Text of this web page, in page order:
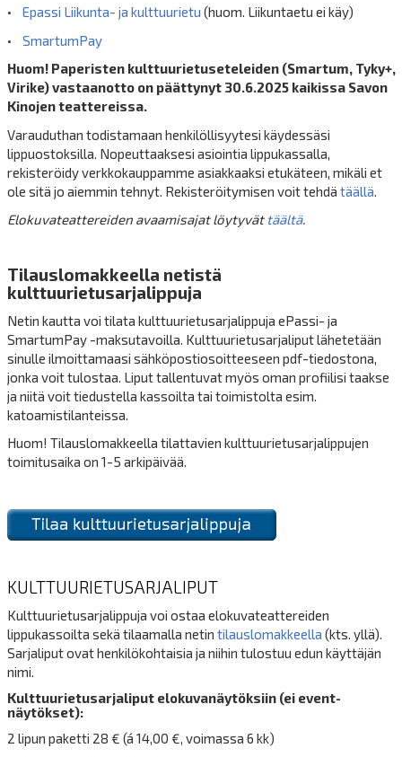
• Epassi Liikunta- ja kulttuurietu (huom. Liikuntaetu ei käy)
• SmartumPay
Huom! Paperisten kulttuurietuseteleiden (Smartum, Tyky+,
Virike) vastaanotto on päättynyt 30.6.2025 kaikissa Savon
Kinojen teattereissa.
Varauduthan todistamaan henkilöllisyytesi käydessäsi
lippuostoksilla. Nopeuttaaksesi asiointia lippukassalla,
rekisteröidy verkkokauppamme asiakkaaksi etukäteen, mikäli et
ole sitä jo aiemmin tehnyt. Rekisteröitymisen voit tehdä täällä.
Elokuvateattereiden avaamisajat löytyvät täältä.
Tilauslomakkeella netistä
kulttuurietusarjalippuja
Netin kautta voi tilata kulttuurietusarjalippuja ePassi- ja
SmartumPay -maksutavoilla. Kulttuurietusarjaliput lähetetään
sinulle ilmoittamaasi sähköpostiosoitteeseen pdf-tiedostona,
jonka voit tulostaa. Liput tallentuvat myös oman profiilisi taakse
ja niitä voit tiedustella kassoilta tai toimistolta esim.
katoamistilanteissa.
Huom! Tilauslomakkeella tilattavien kulttuurietusarjalippujen
toimitusaika on 1-5 arkipäivää.
KULTTUURIETUSARJALIPUT
Kulttuurietusarjalippuja voi ostaa elokuvateattereiden
lippukassoilta sekä tilaamalla netin tilauslomakkeella (kts. yllä).
Sarjaliput ovat henkilökohtaisia ja niihin tulostuu edun käyttäjän
nimi.
Kulttuurietusarjaliput elokuvanäytöksiin (ei event-
näytökset):
2 lipun paketti 28 € (á 14,00 €, voimassa 6 kk)